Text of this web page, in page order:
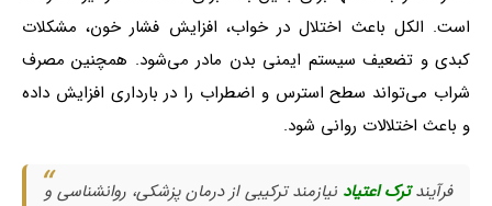
است. الکل باعث اختلال در خواب، افزایش فشار خون، مشکلات
کبدی و تضعیف سیستم ایمنی بدن مادر می‌شود. همچنین مصرف
شراب می‌تواند سطح استرس و اضطراب را در بارداری افزایش داده
و باعث اختلالات روانی شود.
فرآیندترک اعتیاد نیازمند ترکیبی از درمان پزشکی، روانشناسی و